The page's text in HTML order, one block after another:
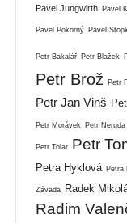
Pavel Jungwirth Pavel
Pavel Pokorný Pavel
Petr Bakalář Petr Blažek
Petr Brož Petr
Petr Jan Vinš
Petr Morávek Petr Neruda
Petr Tolar Petr
Petra Hyklová Petra
Závada Radek
Radim